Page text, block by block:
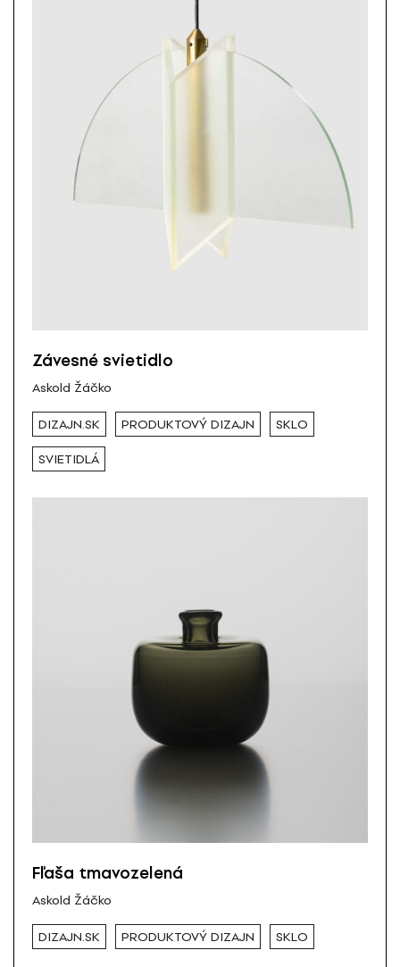
Závesné svietidlo
Askold Žáčko
DIZAJN.SK PRODUKTOVÝ DIZAJN SKLO
SVIETIDLÁ
Fľaša tmavozelená
Askold Žáčko
DIZAJN.SK PRODUKTOVÝ DIZAJN SKLO